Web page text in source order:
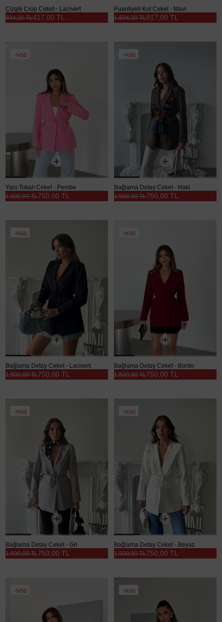
Çizgili Crop Ceket - Lacivert
417,00 TL
834,00 TL
Puantiyeli Kot Ceket - Mavi
917,00 TL
1.834,00 TL
%50
Yanı Tokalı Ceket - Pembe
750,00 TL
1.500,00 TL
%50
Bağlama Detay Ceket - Haki
750,00 TL
1.500,00 TL
%50
Bağlama Detay Ceket - Lacivert
750,00 TL
1.500,00 TL
%50
Bağlama Detay Ceket - Bordo
750,00 TL
1.500,00 TL
%50
Bağlama Detay Ceket - Gri
750,00 TL
1.500,00 TL
%50
Bağlama Detay Ceket - Beyaz
750,00 TL
1.500,00 TL
%50 %50